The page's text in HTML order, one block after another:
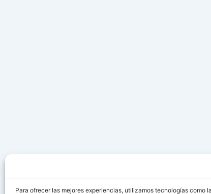
Para ofrecer las mejores experiencias, utilizamos tecnologías como